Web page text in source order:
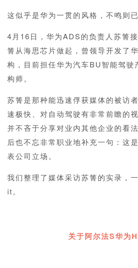
这似乎是华为一贯的风格，不鸣则
4月16日，华为ADS的负责人苏箐
箐从海思芯片做起，曾领导开发了
构，目前担任华为汽车BU智能驾驶
构师。
苏箐是那种能迅速俘获媒体的被访
速极快、对自动驾驶有非常前瞻的
并不吝于分享对业内其他企业的
后也不忘非常职业地补充一句：这
表公司立场。
我们整理了媒体采访苏箐的实录，
it。
关于阿尔法S华为